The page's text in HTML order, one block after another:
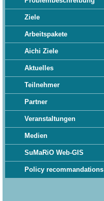
Ziele
Arbeitspakete
Aichi Ziele
Aktuelles
Teilnehmer
Partner
Veranstaltungen
Medien
SuMaRiO Web-GIS
Policy recommandations